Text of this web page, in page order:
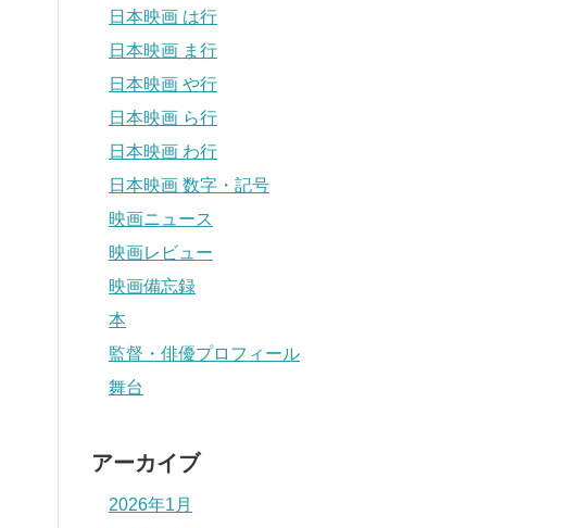
日本映画 は行
日本映画 ま行
日本映画 や行
日本映画 ら行
日本映画 わ行
日本映画 数字・記号
映画ニュース
映画レビュー
映画備忘録
本
監督・俳優プロフィール
舞台
アーカイブ
2026年1月